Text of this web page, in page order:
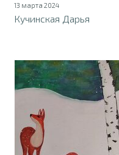
13 марта 2024
Кучинская Дарья